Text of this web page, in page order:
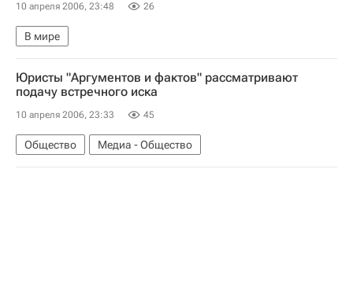
10 апреля 2006, 23:48 26
В мире
Юристы "Аргументов и фактов" рассматривают
подачу встречного иска
10 апреля 2006, 23:33 45
Общество Медиа - Общество